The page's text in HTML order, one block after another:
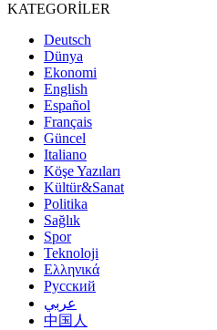
KATEGORİLER
Deutsch
Dünya
Ekonomi
English
Español
Français
Güncel
Italiano
Köşe Yazıları
Kültür&Sanat
Politika
Sağlık
Spor
Teknoloji
Ελληνικά
Русский
عربي
中国人